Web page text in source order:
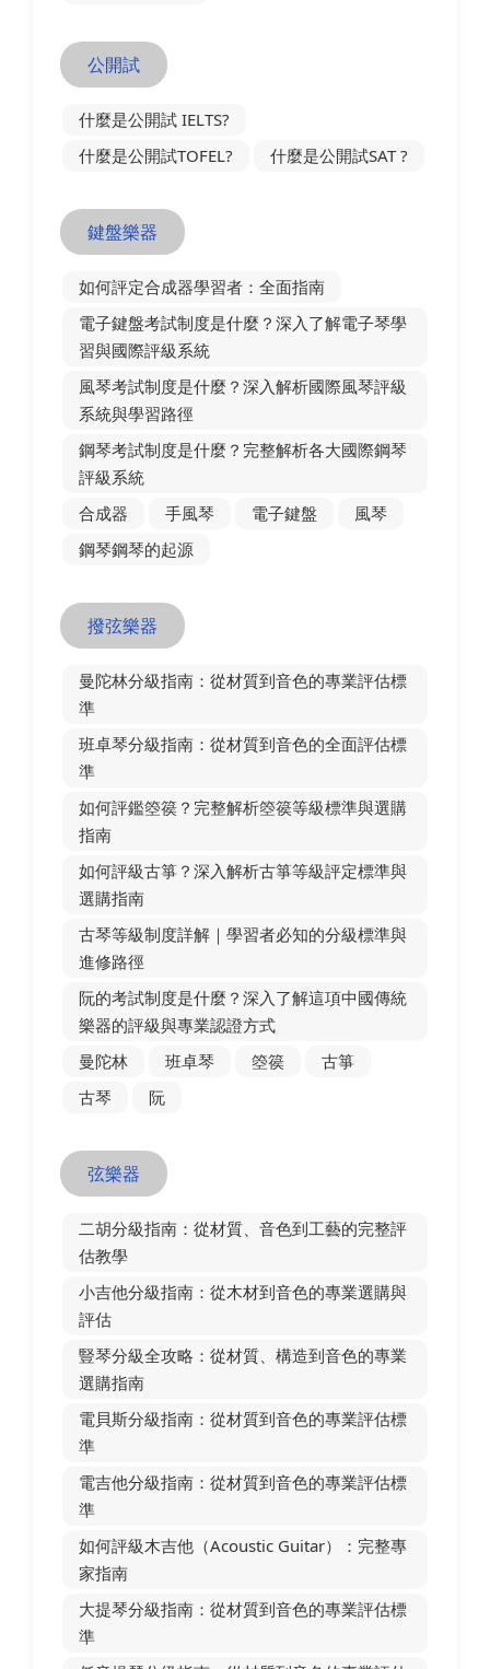
公開試
什麼是公開試 IELTS?
什麼是公開試TOFEL?
什麼是公開試SAT ?
鍵盤樂器
如何評定合成器學習者：全面指南
電子鍵盤考試制度是什麼？深入了解電子琴學
習與國際評級系統
風琴考試制度是什麼？深入解析國際風琴評級
系統與學習路徑
鋼琴考試制度是什麼？完整解析各大國際鋼琴
評級系統
合成器
手風琴 電子鍵盤
風琴
鋼琴鋼琴的起源
撥弦樂器
曼陀林分級指南：從材質到音色的專業評估標
準
班卓琴分級指南：從材質到音色的全面評估標
準
如何評鑑箜篌？完整解析箜篌等級標準與選購
指南
如何評級古箏？深入解析古箏等級評定標準與
選購指南
古琴等級制度詳解｜學習者必知的分級標準與
進修路徑
阮的考試制度是什麼？深入了解這項中國傳統
樂器的評級與專業認證方式
曼陀林
班卓琴 箜篌
古箏
古琴
阮
弦樂器
二胡分級指南：從材質、音色到工藝的完整評
估教學
小吉他分級指南：從木材到音色的專業選購與
評估
豎琴分級全攻略：從材質、構造到音色的專業
選購指南
電貝斯分級指南：從材質到音色的專業評估標
準
電吉他分級指南：從材質到音色的專業評估標
準
如何評級木吉他（Acoustic Guitar）：完整專
家指南
大提琴分級指南：從材質到音色的專業評估標
準